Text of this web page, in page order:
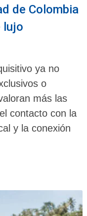
de Colombia
lujo
ya no
o
más las
contacto con la
y la conexión